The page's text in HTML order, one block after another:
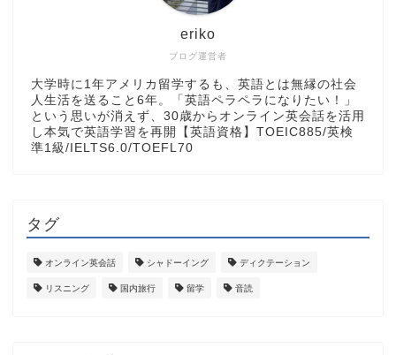
ブログ運営者
eriko
大学時に1年アメリカ留学するも、英語とは無縁の社会
人生活を送ること6年。「英語ペラペラになりたい！」
という思いが消えず、30歳からオンライン英会話を活用
し本気で英語学習を再開【英語資格】TOEIC885/英検
準1級/IELTS6.0/TOEFL70
タグ
オンライン英会話 シャドーイング ディクテーション
リスニング 国内旅行 留学 音読